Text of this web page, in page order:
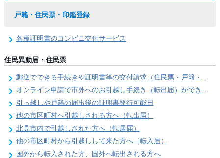
戸籍・住民票・印鑑登録
各種証明書のコンビニ交付サービス
住民異動届・住民票
郵送でできる手続きや証明書等の交付請求（住民票・戸籍・国民年金関係）
オンライン申請で市外へのお引越し手続き（転出届）ができます
引っ越しや戸籍の届出後の証明書発行可能日
他の市区町村へ引越しされる方へ（転出届）
北見市内で引越しされた方へ（転居届）
他の市区町村から引越しして来た方へ（転入届）
国外から転入された方、国外へ転出される方へ